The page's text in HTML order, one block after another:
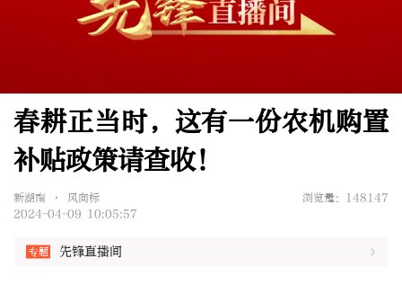
春耕正当时，这有一份农机购置
补贴政策请查收！
新湖南 • 风向标
浏览量：148147
2024-04-09 10:05:57
先锋直播间